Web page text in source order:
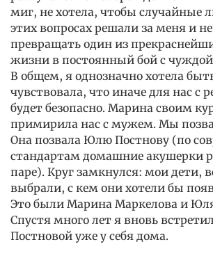
миг, не хотела, чтобы случайные
этих вопросах решали за меня и
превращать один из
жизни в постоянный бой с
В общем, я однозначно хотела
чувствовала, что иначе для нас с
будет безопасно. Марина своим
примирила нас с мужем. Мы
Она позвала Юлю Постнову (по
стандартам домашние акушерки
паре). Круг замкнулся: мои дети,
выбрали, с кем они хотели бы
Это были Марина Маркелова и
Спустя много лет я вновь
Постновой уже у себя дома.